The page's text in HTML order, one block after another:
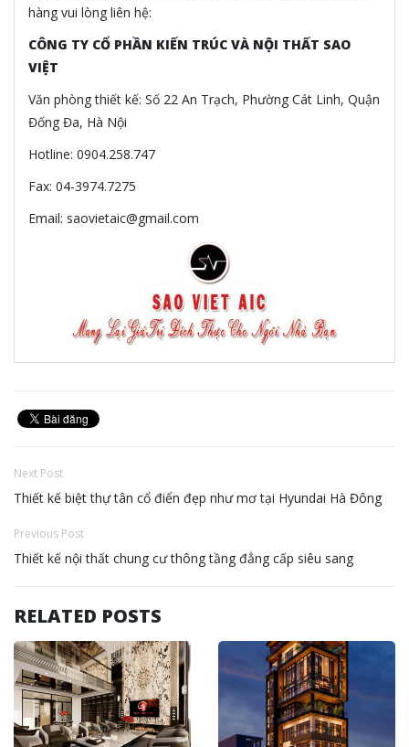
hàng vui lòng liên hệ:
CÔNG TY CỔ PHẦN KIẾN TRÚC VÀ NỘI THẤT SAO
VIỆT
Văn phòng thiết kế: Số 22 An Trạch, Phường Cát Linh, Quận
Đống Đa, Hà Nội
Hotline: 0904.258.747
Fax: 04-3974.7275
Email: saovietaic@gmail.com
Next Post
Thiết kế biệt thự tân cổ điển đẹp như mơ tại Hyundai Hà Đông
Previous Post
Thiết kế nội thất chung cư thông tầng đẳng cấp siêu sang
RELATED POSTS